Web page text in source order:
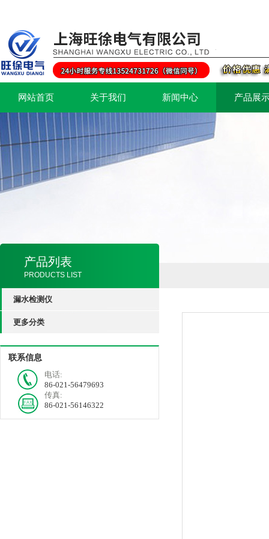
网站首页 关于我们 新闻中心 产品展
产品列表
PRODUCTS LIST
漏水检测仪
更多分类
联系信息
电话:
86-021-56479693
传真:
86-021-56146322